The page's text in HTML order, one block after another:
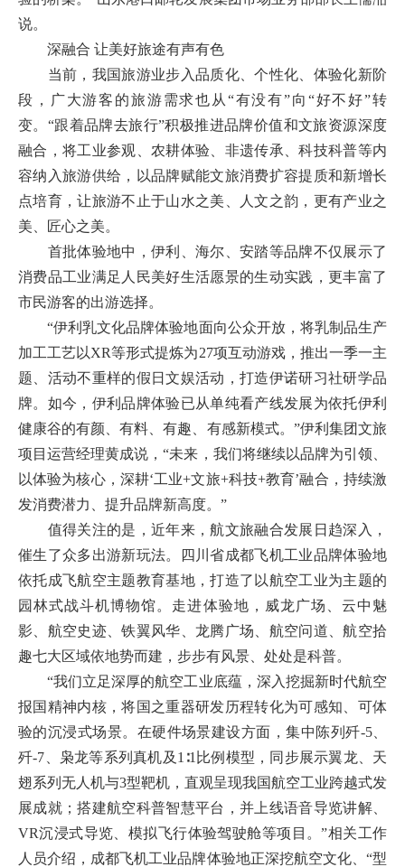
说。
深融合 让美好旅途有声有色
当前，我国旅游业步入品质化、个性化、体验化新阶
段，广大游客的旅游需求也从“有没有”向“好不好”转
变。“跟着品牌去旅行”积极推进品牌价值和文旅资源深度
融合，将工业参观、农耕体验、非遗传承、科技科普等内
容纳入旅游供给，以品牌赋能文旅消费扩容提质和新增长
点培育，让旅游不止于山水之美、人文之韵，更有产业之
美、匠心之美。
首批体验地中，伊利、海尔、安踏等品牌不仅展示了
消费品工业满足人民美好生活愿景的生动实践，更丰富了
市民游客的出游选择。
“伊利乳文化品牌体验地面向公众开放，将乳制品生产
加工工艺以XR等形式提炼为27项互动游戏，推出一季一主
题、活动不重样的假日文娱活动，打造伊诺研习社研学品
牌。如今，伊利品牌体验已从单纯看产线发展为依托伊利
健康谷的有颜、有料、有趣、有感新模式。”伊利集团文旅
项目运营经理黄成说，“未来，我们将继续以品牌为引领、
以体验为核心，深耕‘工业+文旅+科技+教育’融合，持续激
发消费潜力、提升品牌新高度。”
值得关注的是，近年来，航文旅融合发展日趋深入，
催生了众多出游新玩法。四川省成都飞机工业品牌体验地
依托成飞航空主题教育基地，打造了以航空工业为主题的
园林式战斗机博物馆。走进体验地，威龙广场、云中魅
影、航空史迹、铁翼风华、龙腾广场、航空问道、航空拾
趣七大区域依地势而建，步步有风景、处处是科普。
“我们立足深厚的航空工业底蕴，深入挖掘新时代航空
报国精神内核，将国之重器研发历程转化为可感知、可体
验的沉浸式场景。在硬件场景建设方面，集中陈列歼-5、
歼-7、枭龙等系列真机及1∶1比例模型，同步展示翼龙、天
翅系列无人机与3型靶机，直观呈现我国航空工业跨越式发
展成就；搭建航空科普智慧平台，并上线语音导览讲解、
VR沉浸式导览、模拟飞行体验驾驶舱等项目。”相关工作
人员介绍，成都飞机工业品牌体验地正深挖航空文化、“型